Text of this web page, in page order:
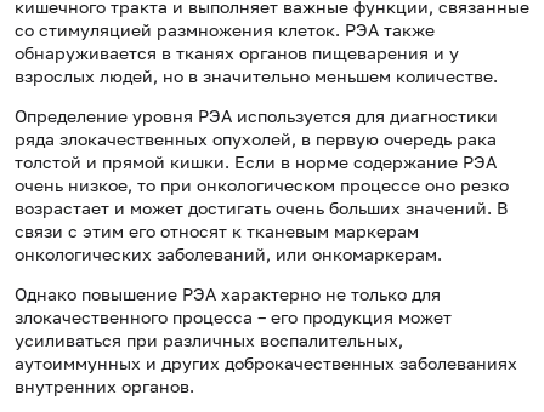
кишечного тракта и выполняет важные функции, связанные
со стимуляцией размножения клеток. РЭА также
обнаруживается в тканях органов пищеварения и у
взрослых людей, но в значительно меньшем количестве.
Определение уровня РЭА используется для диагностики
ряда злокачественных опухолей, в первую очередь рака
толстой и прямой кишки. Если в норме содержание РЭА
очень низкое, то при онкологическом процессе оно резко
возрастает и может достигать очень больших значений. В
связи с этим его относят к тканевым маркерам
онкологических заболеваний, или онкомаркерам.
Однако повышение РЭА характерно не только для
злокачественного процесса – его продукция может
усиливаться при различных воспалительных,
аутоиммунных и других доброкачественных заболеваниях
внутренних органов.